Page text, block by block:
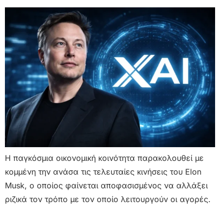
Η παγκόσμια οικονομική κοινότητα παρακολουθεί με
κομμένη την ανάσα τις τελευταίες κινήσεις του Elon
Musk, ο οποίος φαίνεται αποφασισμένος να αλλάξει
ριζικά τον τρόπο με τον οποίο λειτουργούν οι αγορές.